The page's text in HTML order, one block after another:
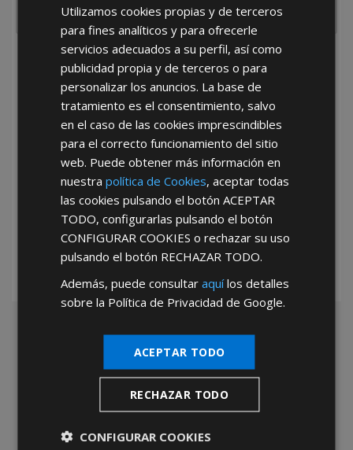
He leído y acepto la Política de Privacidad
*Abstenerse particulares, sólo venta a tiendas y empresas minoristas y
Utilizamos cookies propias y de terceros
para fines analíticos y para ofrecerle
servicios adecuados a su perfil, así como
publicidad propia y de terceros o para
personalizar los anuncios. La base de
tratamiento es el consentimiento, salvo
en el caso de las cookies imprescindibles
para el correcto funcionamiento del sitio
web. Puede obtener más información en
nuestrapolítica de Cookies, aceptar todas
las cookies pulsando el botónACEPTAR
TODO, configurarlas pulsando el botón
CONFIGURAR COOKIES o rechazar su uso
pulsando el botón RECHAZAR TODO.
Además, puede consultaraquílos detalles
sobre la Política de Privacidad de Google.
ACEPTAR TODO
RECHAZAR TODO
CONFIGURAR COOKIES